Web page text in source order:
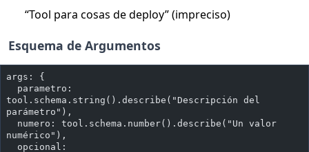
“Tool para cosas de deploy” (impreciso)
Esquema de Argumentos
args: {
tool.schema.string().describe("Descripción del
parámetro"),
numérico"),